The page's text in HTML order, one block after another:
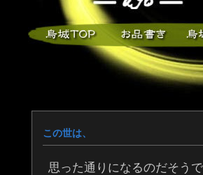
この世は、
思った通りになるのだそうで